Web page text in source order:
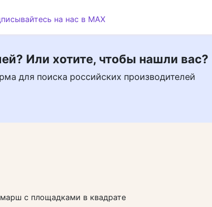
Или хотите, чтобы нашли вас?
для поиска российских производителей
на нас в MAX
с площадками в квадрате